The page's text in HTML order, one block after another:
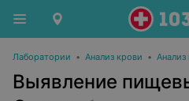
Лаборатории • Анализ крови • Анализ
Выявление